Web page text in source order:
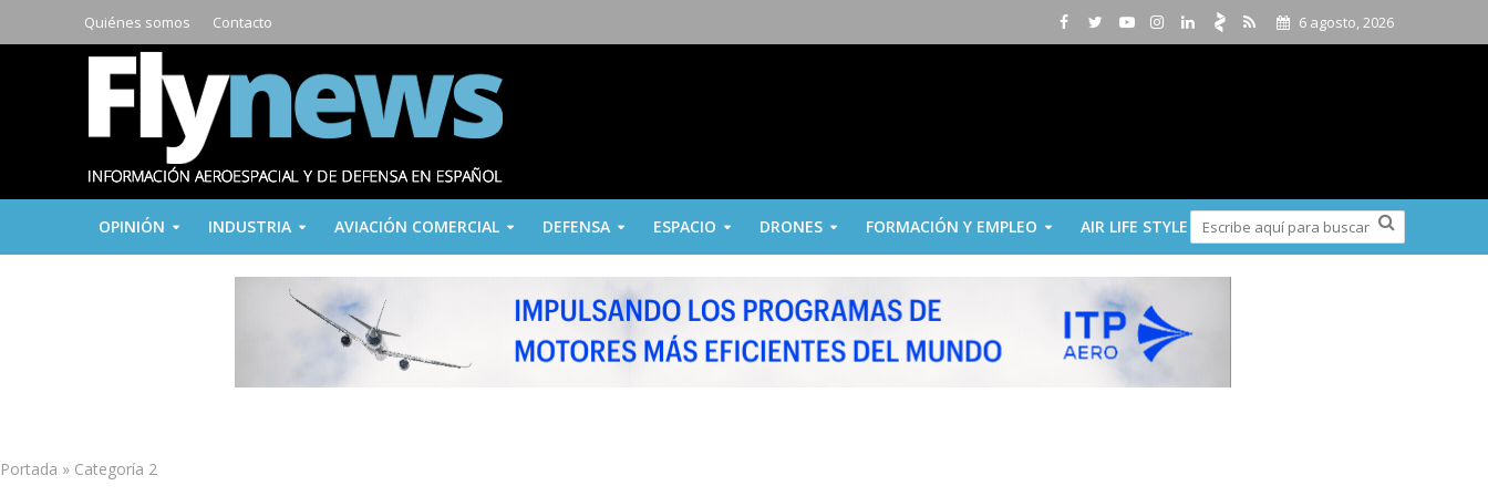
Quiénes somos Contacto 6 agosto, 2026
OPINIÓN INDUSTRIA AVIACIÓN COMERCIAL DEFENSA ESPACIO DRONES FORMACIÓN Y EMPLEO AIR LIFE STYLE
Portada » Categoría 2